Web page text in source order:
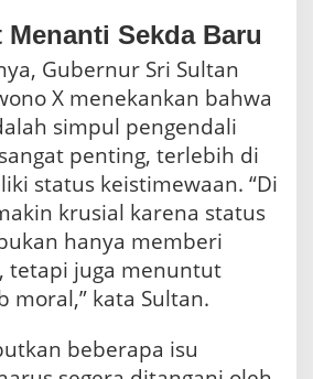
Menanti Sekda Baru
Gubernur Sri Sultan
X menekankan bahwa
simpul pengendali
penting, terlebih di
status keistimewaan. “Di
krusial karena status
hanya memberi
tetapi juga menuntut
moral,” kata Sultan.
beberapa isu